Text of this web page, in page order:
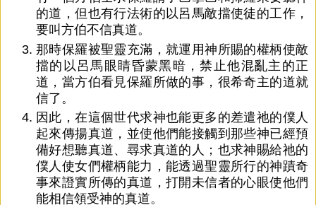
的道，但也有行法術的以呂馬敵擋使徒的工作，
要叫方伯不信真道。
那時保羅被聖靈充滿，就運用神所賜的權柄使敵
擋的以呂馬眼睛昏蒙黑暗，禁止他混亂主的正
道，當方伯看見保羅所做的事，很希奇主的道就
信了。
因此，在這個世代求神也能更多的差遣祂的僕人
起來傳揚真道，並使他們能接觸到那些神已經預
備好想聽真道、尋求真道的人；也求神賜給祂的
僕人使女們權柄能力，能透過聖靈所行的神蹟奇
事來證實所傳的真道，打開未信者的心眼使他們
能相信領受神的真道。